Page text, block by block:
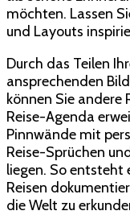
möchten. Lassen
und Layouts
Durch das Teilen
ansprechenden
können Sie andere
Reise-Agenda
Pinnwände mit
Reise-Sprüchen
liegen. So entsteht
Reisen
die Welt zu